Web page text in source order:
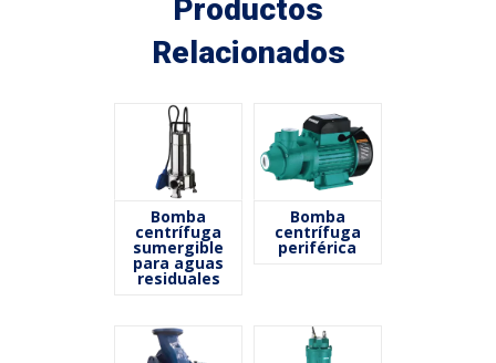
Productos
Relacionados
Bomba
centrífuga
sumergible
para aguas
residuales
Bomba
centrífuga
periférica